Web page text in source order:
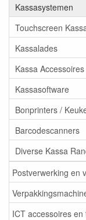
Kassasystemen
Touchscreen
Kassalades
Kassa Accessoires
Kassasoftware
Bonprinters /
Barcodescanners
Diverse Kassa
Postverwerking en
ICT accessoires en